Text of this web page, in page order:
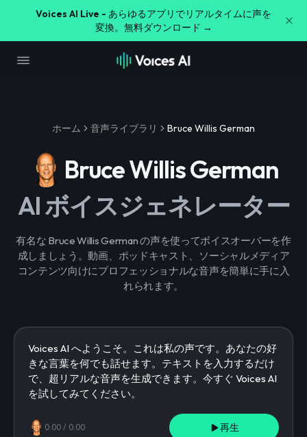
Voices AI Live - あらゆるアプリでリアルタイムに声を
変換。無料ダウンロード →
ホーム 音声ライブラリ Bruce Willis German
Bruce Willis German
AI ボイスジェネレーター
有名な Bruce Willis German の声を使ってボイスオーバーを作
成しましょう。動画、ポッドキャスト、ソーシャルメディア
コンテンツ向けにプロフェッショナルな音声を簡単に手に入
れられます。
0:00 / 0:00 再生